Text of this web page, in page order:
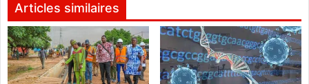
c
a
n
d
0
1
5
:
U
Articles similaires